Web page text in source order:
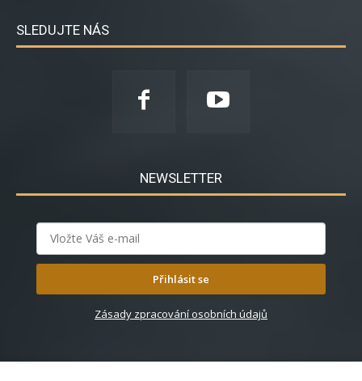
SLEDUJTE NÁS
NEWSLETTER
Přihlásit se
Zásady zpracování osobních údajů